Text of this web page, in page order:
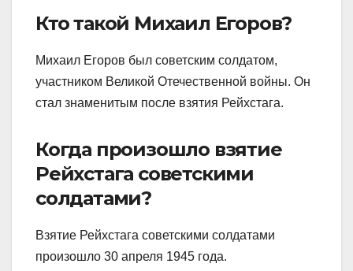
Кто такой Михаил Егоров?
Михаил Егоров был советским солдатом,
участником Великой Отечественной войны. Он
стал знаменитым после взятия Рейхстага.
Когда произошло взятие
Рейхстага советскими
солдатами?
Взятие Рейхстага советскими солдатами
произошло 30 апреля 1945 года.